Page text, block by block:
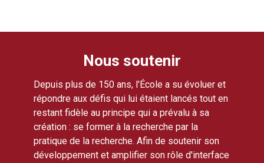
Nous soutenir
Depuis plus de 150 ans, l'École a su évoluer et
répondre aux défis qui lui étaient lancés tout en
restant fidèle au principe qui a prévalu à sa
création : se former à la recherche par la
pratique de la recherche. Afin de soutenir son
développement et amplifier son rôle d'interface